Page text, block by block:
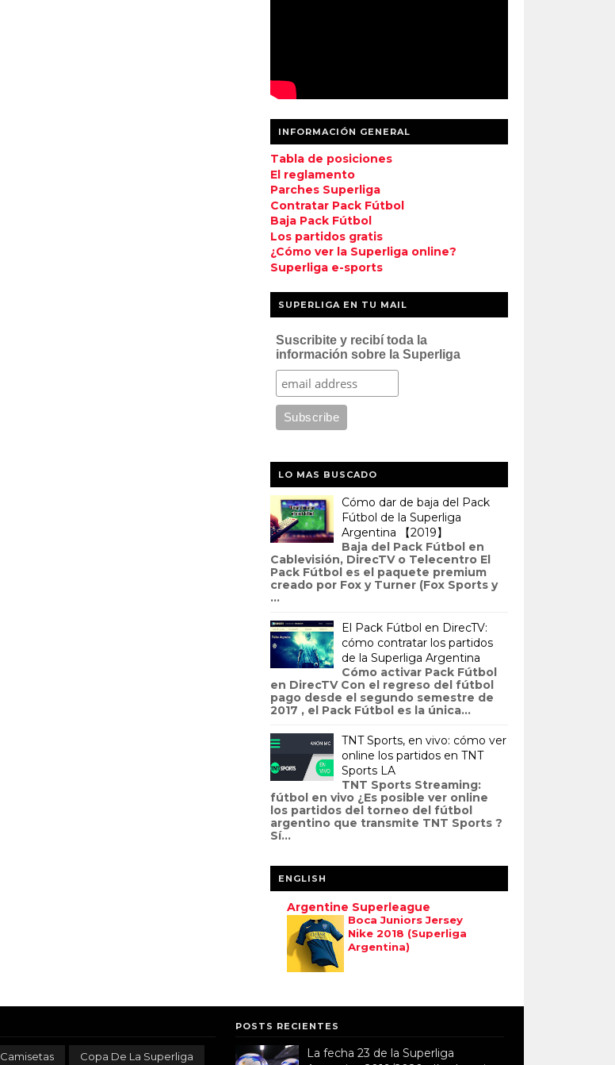
INFORMACIÓN GENERAL
Tabla de posiciones
El reglamento
Parches Superliga
Contratar Pack Fútbol
Baja Pack Fútbol
Los partidos gratis
¿Cómo ver la Superliga online?
Superliga e-sports
SUPERLIGA EN TU MAIL
Suscribite y recibí toda la
información sobre la Superliga
LO MAS BUSCADO
Cómo dar de baja del Pack
Fútbol de la Superliga
Argentina 【2019】
Baja del Pack Fútbol en
Cablevisión, DirecTV o Telecentro El
Pack Fútbol es el paquete premium
creado por Fox y Turner (Fox Sports y
...
El Pack Fútbol en DirecTV:
cómo contratar los partidos
de la Superliga Argentina
Cómo activar Pack Fútbol
en DirecTV Con el regreso del fútbol
pago desde el segundo semestre de
2017 , el Pack Fútbol es la única...
TNT Sports, en vivo: cómo ver
online los partidos en TNT
Sports LA
TNT Sports Streaming:
fútbol en vivo ¿Es posible ver online
los partidos del torneo del fútbol
argentino que transmite TNT Sports ?
Sí...
ENGLISH
Argentine Superleague
Boca Juniors Jersey
Nike 2018 (Superliga
Argentina)
Camisetas Copa De La Superliga
POSTS RECIENTES
La fecha 23 de la Superliga